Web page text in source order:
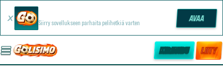
Siirry sovellukseen parhaita pelihetkiä varten AVAA
KIRJAUDU LIITY